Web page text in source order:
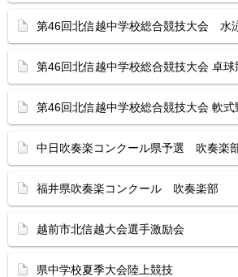
第46回北信越中学校総合競技大会
第46回北信越中学校総合競技大会 卓球
第46回北信越中学校総合競技大会 軟
中日吹奏楽コンクール県予選 吹奏楽
福井県吹奏楽コンクール 吹奏楽部
越前市北信越大会選手激励会
県中学校夏季大会陸上競技